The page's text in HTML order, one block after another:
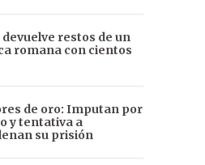
devuelve restos de un
romana con cientos
de oro: Imputan por
y tentativa a
su prisión